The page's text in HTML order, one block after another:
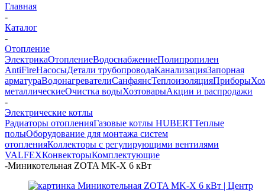
Главная
-
Каталог
-
Отопление
ЭлектрикаОтоплениеВодоснабжениеПолипропилен
AntiFireНасосыДетали трубопроводаКанализацияЗапорная
арматураВодонагревателиСанфаянсТеплоизоляцияПриборы
металлическиеОчистка водыХозтоварыАкции и распродажи
-
Электрические котлы
Радиаторы отопленияГазовые котлы HUBERTТеплые
полыОборудование для монтажа систем
отопленияКоллекторы с регулирующими вентилями
VALFEXКонвекторыКомплектующие
-Миникотельная ZOTA MK-X 6 кВт